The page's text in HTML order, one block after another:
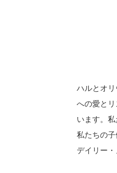
ハルとオ
への愛と
います。
私たちの
デイリー・